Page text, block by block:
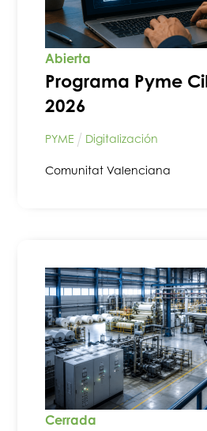
Abierta
Programa Pyme
2026
PYME Digitalización
Comunitat Valenciana
Cerrada